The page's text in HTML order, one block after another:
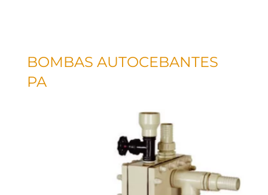
BOMBAS AUTOCEBANTES
PA